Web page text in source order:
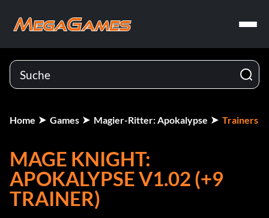
Home Games Magier-Ritter: Apokalypse Trainers
MAGE KNIGHT:
APOKALYPSE V1.02 (+9
TRAINER)